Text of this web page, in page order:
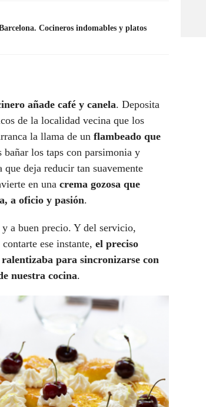
Cocineros indomables y platos
añade café y canela. Deposita
de la localidad vecina que los
la llama de un flambeado que
bañar los taps con parsimonia y
deja reducir tan suavemente
en una crema gozosa que
a oficio y pasión.
a buen precio. Y del servicio,
ese instante, el preciso
para sincronizarse con
nuestra cocina.